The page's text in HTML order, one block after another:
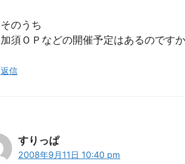
そのうち
加須ＯＰなどの開催予定はあるのです
返信
すりっぱ
2008年9月11日 10:40 pm